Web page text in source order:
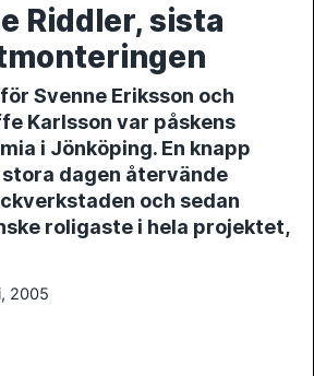
Riddler, sista
Svenne Eriksson och
Karlsson var påskens
i Jönköping. En knapp
dagen återvände
och sedan
roligaste i hela projektet,
2005